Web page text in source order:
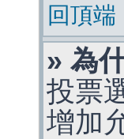
回頂端
» 為
投票
增加